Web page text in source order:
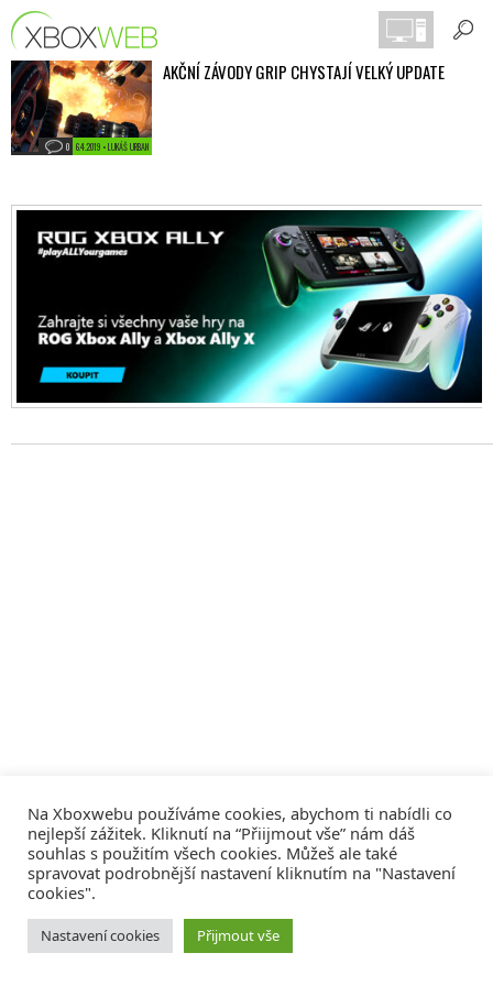
6.4.2019 • LUKÁŠ URBAN
0
AKČNÍ ZÁVODY GRIP CHYSTAJÍ VELKÝ UPDATE
Tvorba webů a sociální služby
Reklama – Inzerce –
Na Xboxwebu používáme cookies, abychom ti nabídli co
nejlepší zážitek. Kliknutí na “Přiijmout vše” nám dáš
souhlas s použitím všech cookies. Můžeš ale také
spravovat podrobnější nastavení kliknutím na "Nastavení
cookies".
Nastavení cookies Přijmout vše